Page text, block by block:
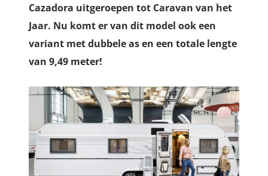
Cazadora uitgeroepen tot Caravan van het
Jaar. Nu komt er van dit model ook een
variant met dubbele as en een totale lengte
van 9,49 meter!